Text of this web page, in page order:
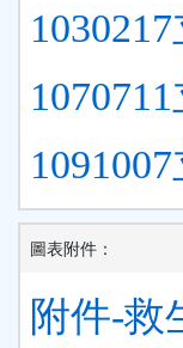
圖表附件：
附件-救